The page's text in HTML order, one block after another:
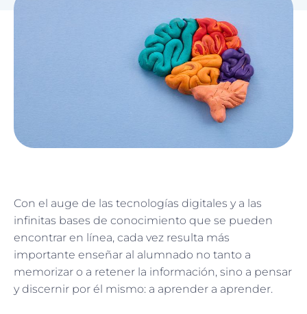
Con el auge de las tecnologías digitales y a las
infinitas bases de conocimiento que se pueden
encontrar en línea, cada vez resulta más
importante enseñar al alumnado no tanto a
memorizar o a retener la información, sino a pensar
y discernir por él mismo: a aprender a aprender.